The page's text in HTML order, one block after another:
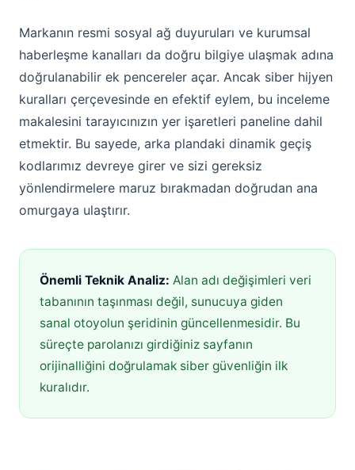
Markanın resmi sosyal ağ duyuruları ve kurumsal
haberleşme kanalları da doğru bilgiye ulaşmak adına
doğrulanabilir ek pencereler açar. Ancak siber hijyen
kuralları çerçevesinde en efektif eylem, bu inceleme
makalesini tarayıcınızın yer işaretleri paneline dahil
etmektir. Bu sayede, arka plandaki dinamik geçiş
kodlarımız devreye girer ve sizi gereksiz
yönlendirmelere maruz bırakmadan doğrudan ana
omurgaya ulaştırır.
Önemli Teknik Analiz: Alan adı değişimleri veri
tabanının taşınması değil, sunucuya giden
sanal otoyolun şeridinin güncellenmesidir. Bu
süreçte parolanızı girdiğiniz sayfanın
orijinalliğini doğrulamak siber güvenliğin ilk
kuralıdır.